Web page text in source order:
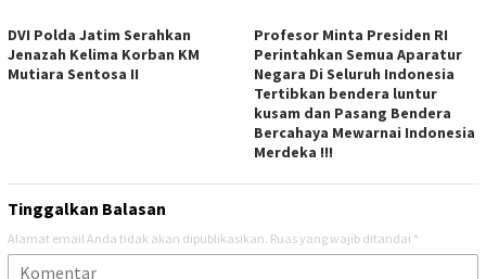
DVI Polda Jatim Serahkan
Jenazah Kelima Korban KM
Mutiara Sentosa II
Profesor Minta Presiden RI
Perintahkan Semua Aparatur
Negara Di Seluruh Indonesia
Tertibkan bendera luntur
kusam dan Pasang Bendera
Bercahaya Mewarnai Indonesia
Merdeka !!!
Tinggalkan Balasan
Alamat email Anda tidak akan dipublikasikan. Ruas yang wajib ditandai *